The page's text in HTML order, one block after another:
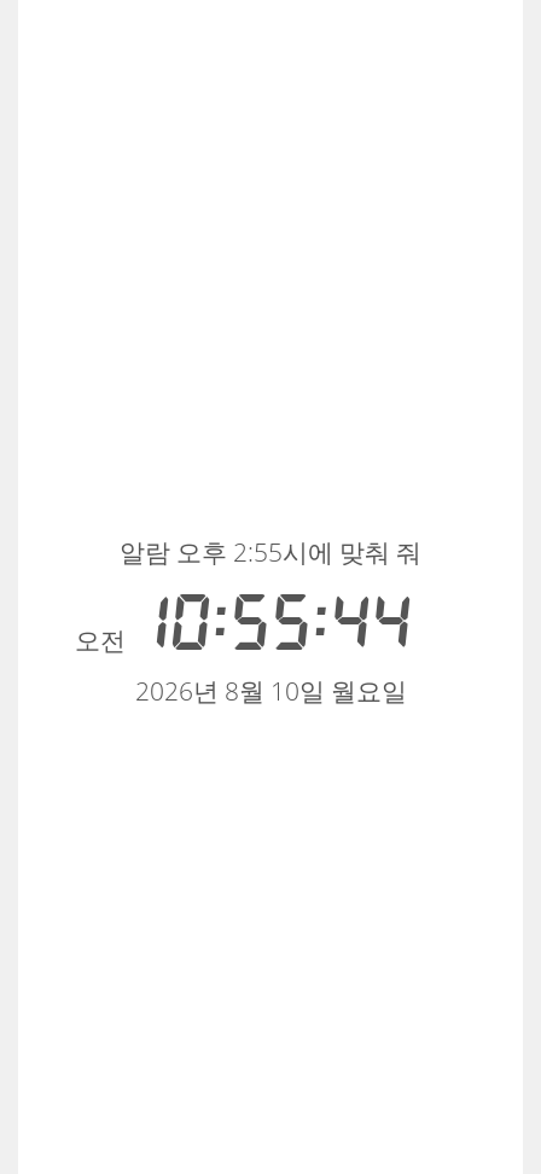
오전 10:55:45
알람 오후 2:55시에 맞춰 줘
2026년 8월 10일 월요일